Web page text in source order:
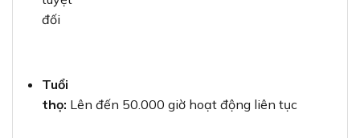
đối
Tuổi
thọ: Lên đến 50.000 giờ hoạt động liên tục